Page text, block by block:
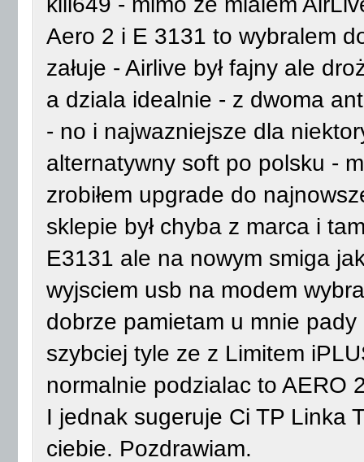
Aero 2 i E 3131 to wybralem
załuje - Airlive był fajny ale
a dziala idealnie - z dwoma
- no i najwazniejsze dla
alternatywny soft po polsku -
zrobiłem upgrade do
sklepie był chyba z marca i
E3131 ale na nowym smiga
wyjsciem usb na modem
dobrze pamietam u mnie
szybciej tyle ze z Limitem
normalnie podzialac to AERO
I jednak sugeruje Ci TP Linka
ciebie. Pozdrawiam.